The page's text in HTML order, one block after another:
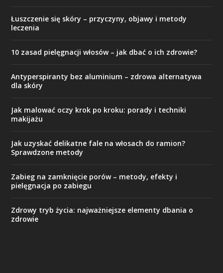
Łuszczenie się skóry – przyczyny, objawy i metody
leczenia
10 zasad pielęgnacji włosów – jak dbać o ich zdrowie?
Antyperspiranty bez aluminium – zdrowa alternatywa
dla skóry
Jak malować oczy krok po kroku: porady i techniki
makijażu
Jak uzyskać delikatne fale na włosach do ramion?
Sprawdzone metody
Zabieg na zamknięcie porów – metody, efekty i
pielęgnacja po zabiegu
Zdrowy tryb życia: najważniejsze elementy dbania o
zdrowie